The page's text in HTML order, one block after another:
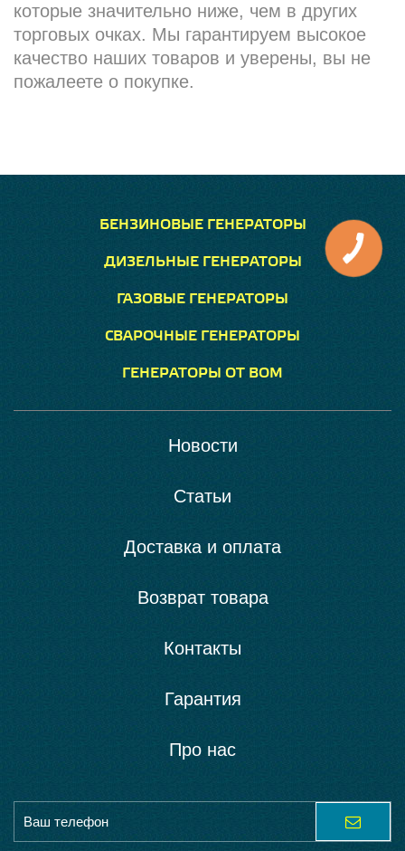
которые значительно ниже, чем в других
торговых очках. Мы гарантируем высокое
качество наших товаров и уверены, вы не
пожалеете о покупке.
БЕНЗИНОВЫЕ ГЕНЕРАТОРЫ
ДИЗЕЛЬНЫЕ ГЕНЕРАТОРЫ
ГАЗОВЫЕ ГЕНЕРАТОРЫ
СВАРОЧНЫЕ ГЕНЕРАТОРЫ
ГЕНЕРАТОРЫ ОТ ВОМ
Новости
Статьи
Доставка и оплата
Возврат товара
Контакты
Гарантия
Про нас